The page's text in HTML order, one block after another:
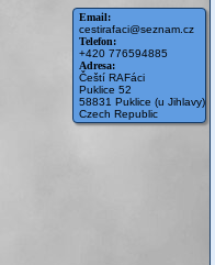
Email:
cestirafaci@seznam.cz
Telefon:
+420 776594885
Adresa:
Čeští RAFáci
Puklice 52
58831 Puklice (u Jihlavy)
Czech Republic